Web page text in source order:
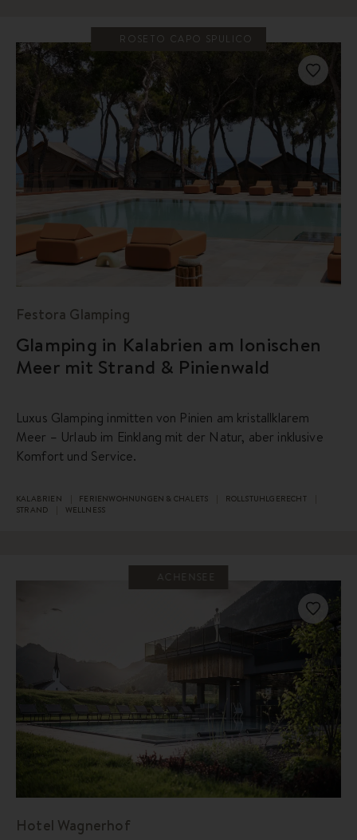
ROSETO CAPO SPULICO
Festora Glamping
Glamping in Kalabrien am Ionischen
Meer mit Strand & Pinienwald
Luxus Glamping inmitten von Pinien am kristallklarem
Meer – Urlaub im Einklang mit der Natur, aber inklusive
Komfort und Service.
KALABRIEN FERIENWOHNUNGEN & CHALETS
ROLLSTUHLGERECHT
STRAND
WELLNESS
ACHENSEE
Hotel Wagnerhof